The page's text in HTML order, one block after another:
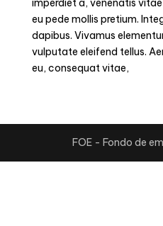
imperdiet a, venenatis
eu pede mollis pretium.
dapibus. Vivamus
vulputate eleifend tellus.
eu, consequat vitae,
FOE - Fondo de